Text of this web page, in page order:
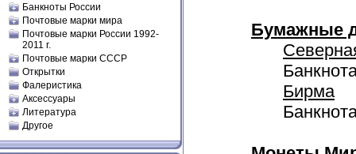
Банкноты России
Почтовые марки мира
Почтовые марки России 1992-
2011 г.
Почтовые марки СССР
Открытки
Фалеристика
Аксессуары
Литература
Другое
Бумажные
Бирма